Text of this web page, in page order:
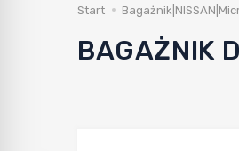
Start
BAGAŻNIK